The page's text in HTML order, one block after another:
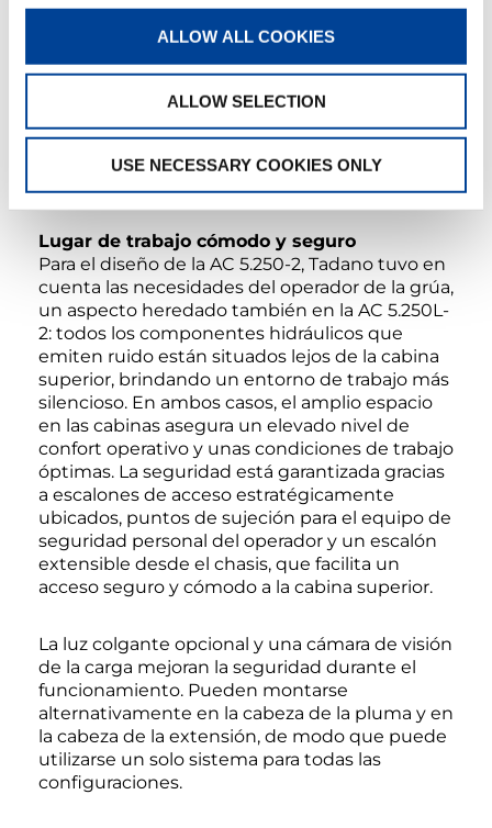
ALLOW ALL COOKIES
ALLOW SELECTION
USE NECESSARY COOKIES ONLY
Lugar de trabajo cómodo y seguro
Para el diseño de la AC 5.250-2, Tadano tuvo en
cuenta las necesidades del operador de la grúa,
un aspecto heredado también en la AC 5.250L-
2: todos los componentes hidráulicos que
emiten ruido están situados lejos de la cabina
superior, brindando un entorno de trabajo más
silencioso. En ambos casos, el amplio espacio
en las cabinas asegura un elevado nivel de
confort operativo y unas condiciones de trabajo
óptimas. La seguridad está garantizada gracias
a escalones de acceso estratégicamente
ubicados, puntos de sujeción para el equipo de
seguridad personal del operador y un escalón
extensible desde el chasis, que facilita un
acceso seguro y cómodo a la cabina superior.
La luz colgante opcional y una cámara de visión
de la carga mejoran la seguridad durante el
funcionamiento. Pueden montarse
alternativamente en la cabeza de la pluma y en
la cabeza de la extensión, de modo que puede
utilizarse un solo sistema para todas las
configuraciones.